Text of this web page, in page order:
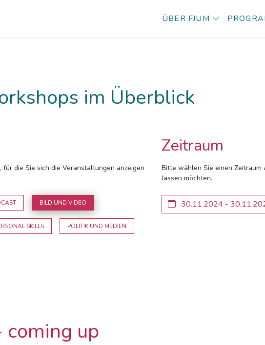
ÜBER FJUM
im Überblick
die Sie sich die Veranstaltungen anzeigen
BILD UND VIDEO
SKILLS POLITIK UND MEDIEN
Zeitraum
Bitte wählen Sie einen Zeitraum
lassen möchten.
up